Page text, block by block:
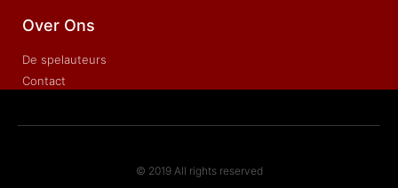
Over Ons
De spelauteurs
Contact
© 2019 All rights reserved